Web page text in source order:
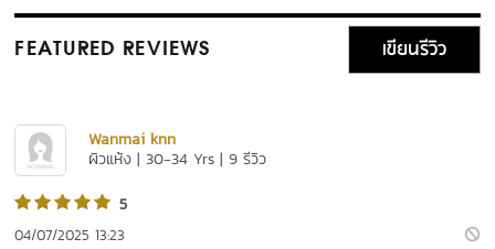
FEATURED REVIEWS เขียนรีวิว
Wanmai knn
ผิวแห้ง | 30-34 Yrs | 9 รีวิว
5
04/07/2025 13:23